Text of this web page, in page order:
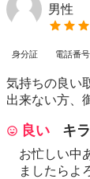
男性
身分証 電話番号
気持ちの良い
出来ない方、
良い キラ
お忙しい中
ましたらよ